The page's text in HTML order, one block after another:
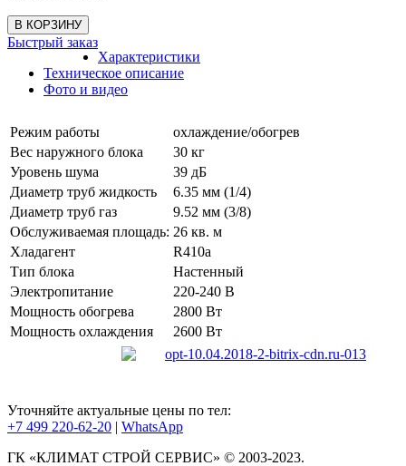
Быстрый заказ
Характеристики
Техническое описание
Фото и видео
Режим работы
охлаждение/обогрев
Вес наружного блока
30 кг
Уровень шума
39 дБ
Диаметр труб жидкость
6.35 мм (1/4)
Диаметр труб газ
9.52 мм (3/8)
Обслуживаемая площадь: 26 кв. м
Хладагент
R410a
Тип блока
Настенный
Электропитание
220-240 В
Мощность обогрева
2800 Вт
Мощность охлаждения
2600 Вт
Уточняйте актуальные цены по тел:
+7 499 220-62-20 | WhatsАpp
ГК «КЛИМАТ СТРОЙ СЕРВИС» © 2003-2023.